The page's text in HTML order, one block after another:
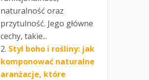
naturalność oraz
przytulność. Jego główne
cechy, takie...
Styl boho i rośliny: jak
komponować naturalne
aranżacje, które